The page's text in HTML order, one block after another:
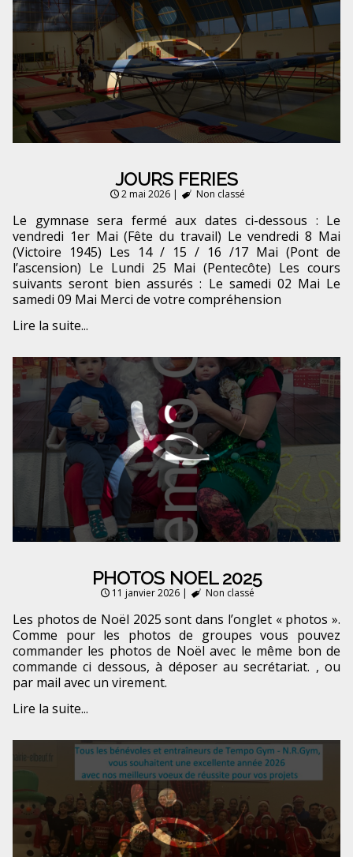
JOURS FERIES
2 mai 2026 | Non classé
Le gymnase sera fermé aux dates ci-dessous : Le
vendredi 1er Mai (Fête du travail) Le vendredi 8 Mai
(Victoire 1945) Les 14 / 15 / 16 /17 Mai (Pont de
l’ascension) Le Lundi 25 Mai (Pentecôte) Les cours
suivants seront bien assurés : Le samedi 02 Mai Le
samedi 09 Mai Merci de votre compréhension
Lire la suite...
PHOTOS NOEL 2025
11 janvier 2026 | Non classé
Les photos de Noël 2025 sont dans l’onglet « photos ».
Comme pour les photos de groupes vous pouvez
commander les photos de Noël avec le même bon de
commande ci dessous, à déposer au secrétariat. , ou
par mail avec un virement.
Lire la suite...